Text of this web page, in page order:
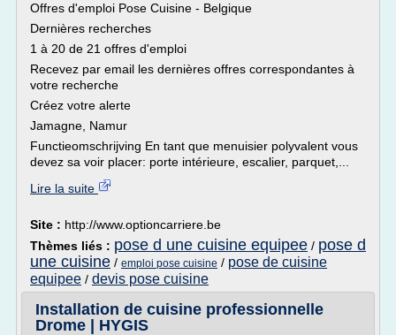
Offres d'emploi Pose Cuisine - Belgique
Dernières recherches
1 à 20 de 21 offres d'emploi
Recevez par email les dernières offres correspondantes à
votre recherche
Créez votre alerte
Jamagne, Namur
Functieomschrijving En tant que menuisier polyvalent vous
devez sa voir placer: porte intérieure, escalier, parquet,...
Lire la suite
Site : http://www.optioncarriere.be
Thèmes liés : pose d une cuisine equipee / pose d
une cuisine / emploi pose cuisine / pose de cuisine
equipee / devis pose cuisine
Installation de cuisine professionnelle
Drome | HYGIS